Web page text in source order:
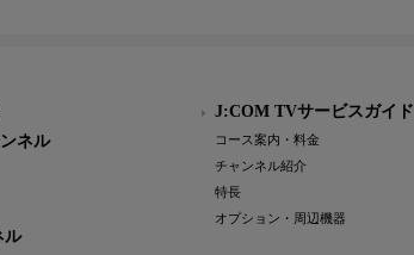
ネル
ル
J:COM TVサービスガイド
コース案内・料金
チャンネル紹介
特長
オプション・周辺機器